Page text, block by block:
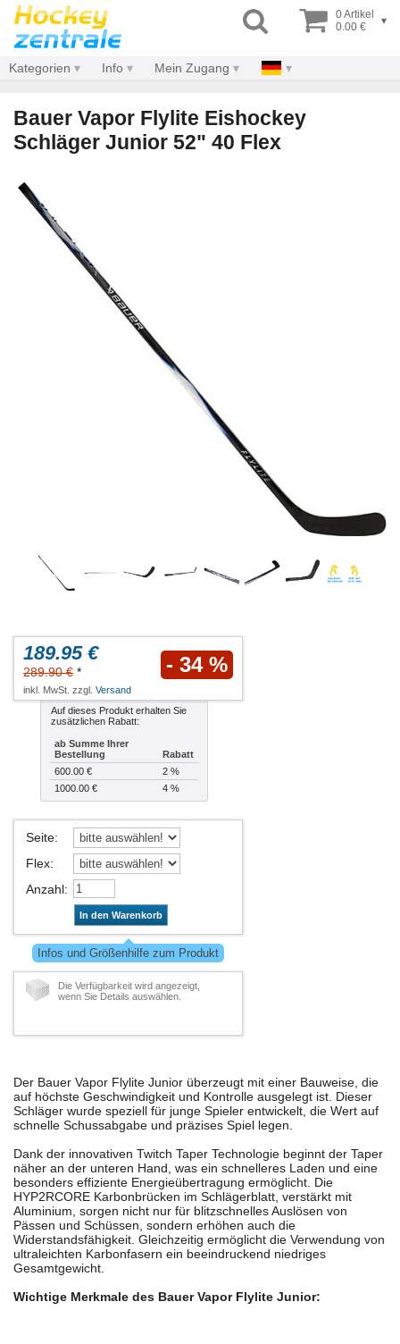
0 Artikel
0.00 €
▾
Kategorien Info Mein Zugang
Bauer Vapor Flylite Eishockey
Schläger Junior 52" 40 Flex
189.95 €
289.90 € * - 34 %
inkl. MwSt. zzgl. Versand
Auf dieses Produkt erhalten Sie
zusätzlichen Rabatt:
ab Summe Ihrer
Bestellung
Rabatt
600.00 €
2 %
1000.00 €
4 %
Seite:
Flex:
Anzahl:
In den Warenkorb
Infos und Größenhilfe zum Produkt
Die Verfügbarkeit wird angezeigt,
wenn Sie Details auswählen.
Der Bauer Vapor Flylite Junior überzeugt mit einer Bauweise, die
auf höchste Geschwindigkeit und Kontrolle ausgelegt ist. Dieser
Schläger wurde speziell für junge Spieler entwickelt, die Wert auf
schnelle Schussabgabe und präzises Spiel legen.
Dank der innovativen Twitch Taper Technologie beginnt der Taper
näher an der unteren Hand, was ein schnelleres Laden und eine
besonders effiziente Energieübertragung ermöglicht. Die
HYP2RCORE Karbonbrücken im Schlägerblatt, verstärkt mit
Aluminium, sorgen nicht nur für blitzschnelles Auslösen von
Pässen und Schüssen, sondern erhöhen auch die
Widerstandsfähigkeit. Gleichzeitig ermöglicht die Verwendung von
ultraleichten Karbonfasern ein beeindruckend niedriges
Gesamtgewicht.
Wichtige Merkmale des Bauer Vapor Flylite Junior: